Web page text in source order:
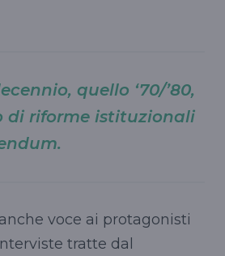
quello ‘70/’80,
di riforme istituzionali
voce ai protagonisti
tratte dal